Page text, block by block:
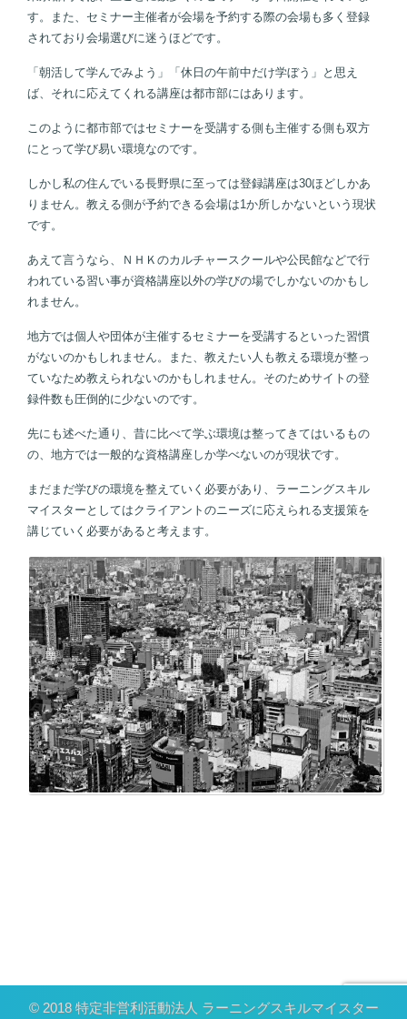
す。また、セミナー主催者が会場を予約する際の会場も多く登録
されており会場選びに迷うほどです。
「朝活して学んでみよう」「休日の午前中だけ学ぼう」と思え
ば、それに応えてくれる講座は都市部にはあります。
このように都市部ではセミナーを受講する側も主催する側も双方
にとって学び易い環境なのです。
しかし私の住んでいる長野県に至っては登録講座は30ほどしかあ
りません。教える側が予約できる会場は1か所しかないという現状
です。
あえて言うなら、ＮＨＫのカルチャースクールや公民館などで行
われている習い事が資格講座以外の学びの場でしかないのかもし
れません。
地方では個人や団体が主催するセミナーを受講するといった習慣
がないのかもしれません。また、教えたい人も教える環境が整っ
ていなため教えられないのかもしれません。そのためサイトの登
録件数も圧倒的に少ないのです。
先にも述べた通り、昔に比べて学ぶ環境は整ってきてはいるもの
の、地方では一般的な資格講座しか学べないのが現状です。
まだまだ学びの環境を整えていく必要があり、ラーニングスキル
マイスターとしてはクライアントのニーズに応えられる支援策を
講じていく必要があると考えます。
© 2018 特定非営利活動法人 ラーニングスキルマイスター